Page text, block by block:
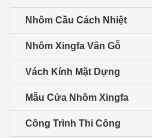
Nhôm Cầu Cách Nhiệt
Nhôm Xingfa Vân Gỗ
Vách Kính Mặt Dựng
Mẫu Cửa Nhôm Xingfa
Công Trình Thi Công